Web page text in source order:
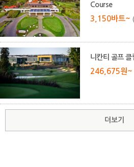
Course
3,150바트~
니칸티 골프
246,675원~
더보기